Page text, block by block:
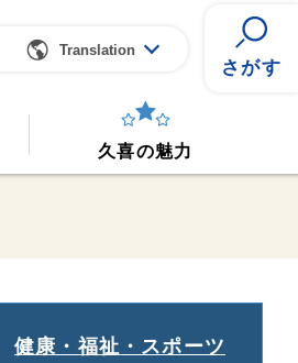
Translation
さがす
久喜の魅力
健康・福祉・スポーツ